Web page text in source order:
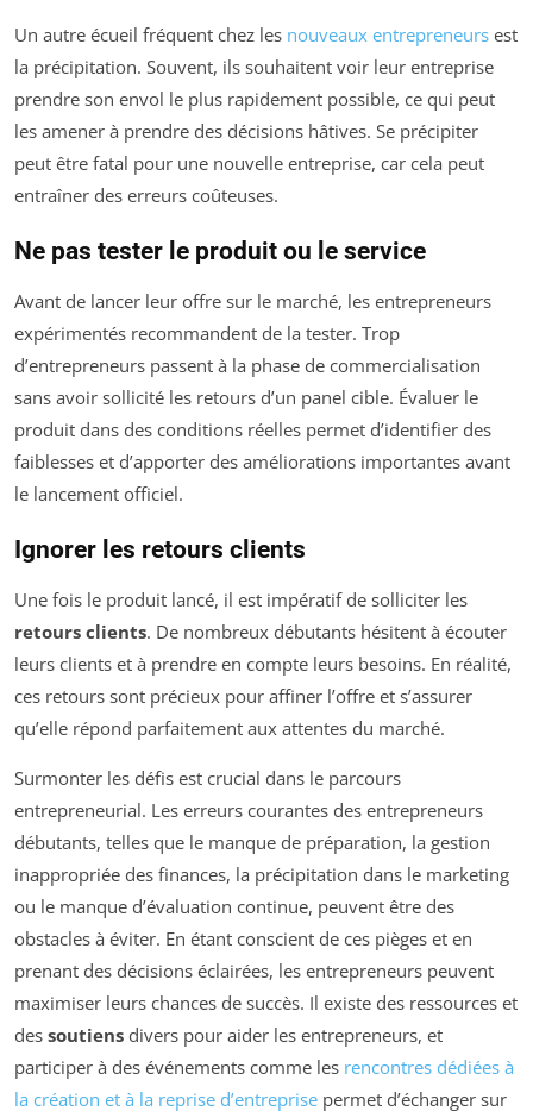
Un autre écueil fréquent chez les nouveaux entrepreneurs est
la précipitation. Souvent, ils souhaitent voir leur entreprise
prendre son envol le plus rapidement possible, ce qui peut
les amener à prendre des décisions hâtives. Se précipiter
peut être fatal pour une nouvelle entreprise, car cela peut
entraîner des erreurs coûteuses.
Ne pas tester le produit ou le service
Avant de lancer leur offre sur le marché, les entrepreneurs
expérimentés recommandent de la tester. Trop
d’entrepreneurs passent à la phase de commercialisation
sans avoir sollicité les retours d’un panel cible. Évaluer le
produit dans des conditions réelles permet d’identifier des
faiblesses et d’apporter des améliorations importantes avant
le lancement officiel.
Ignorer les retours clients
Une fois le produit lancé, il est impératif de solliciter les
retours clients. De nombreux débutants hésitent à écouter
leurs clients et à prendre en compte leurs besoins. En réalité,
ces retours sont précieux pour affiner l’offre et s’assurer
qu’elle répond parfaitement aux attentes du marché.
Surmonter les défis est crucial dans le parcours
entrepreneurial. Les erreurs courantes des entrepreneurs
débutants, telles que le manque de préparation, la gestion
inappropriée des finances, la précipitation dans le marketing
ou le manque d’évaluation continue, peuvent être des
obstacles à éviter. En étant conscient de ces pièges et en
prenant des décisions éclairées, les entrepreneurs peuvent
maximiser leurs chances de succès. Il existe des ressources et
des soutiens divers pour aider les entrepreneurs, et
participer à des événements comme les rencontres dédiées à
la création et à la reprise d’entreprise permet d’échanger sur